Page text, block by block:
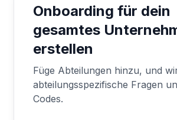
Onboarding für dein
gesamtes
erstellen
Füge Abteilungen hinzu, und
abteilungsspezifische Fragen
Codes.